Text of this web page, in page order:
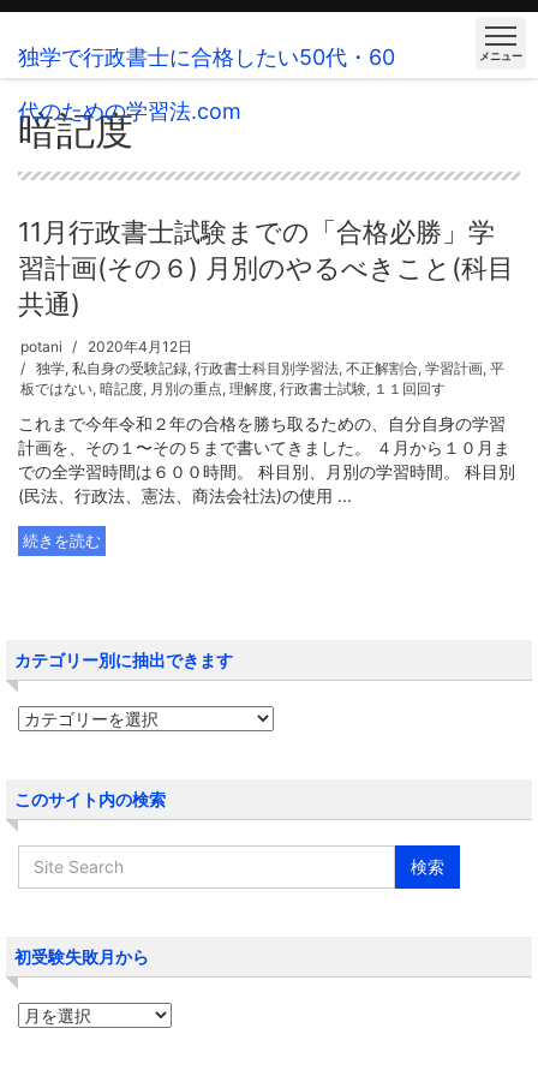
独学で行政書士に合格したい50代・60
代のための学習法.com
メニュー
暗記度
11月行政書士試験までの「合格必勝」学
習計画(その６) 月別のやるべきこと(科目
共通)
potani
2020年4月12日
独学, 私自身の受験記録, 行政書士科目別学習法, 不正解割合, 学習計画, 平
板ではない, 暗記度, 月別の重点, 理解度, 行政書士試験, １１回回す
これまで今年令和２年の合格を勝ち取るための、自分自身の学習
計画を、その１〜その５まで書いてきました。 ４月から１０月ま
での全学習時間は６００時間。 科目別、月別の学習時間。 科目別
(民法、行政法、憲法、商法会社法)の使用 ...
続きを読む
カテゴリー別に抽出できます
このサイト内の検索
初受験失敗月から